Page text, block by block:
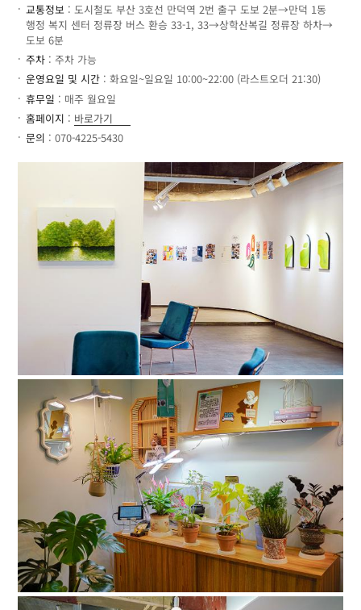
교통정보 : 도시철도 부산 3호선 만덕역 2번 출구 도보 2분→만덕 1동
행정 복지 센터 정류장 버스 환승 33-1, 33→상학산복길 정류장 하차→
도보 6분
주차 : 주차 가능
운영요일 및 시간 : 화요일~일요일 10:00~22:00 (라스트오더 21:30)
휴무일 : 매주 월요일
홈페이지 : 바로가기
문의 : 070-4225-5430